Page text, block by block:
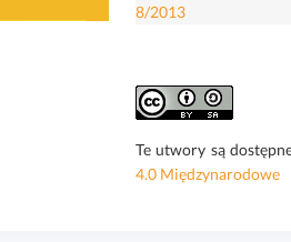
8/2013
Te utwory są
4.0 Międzynarodowe